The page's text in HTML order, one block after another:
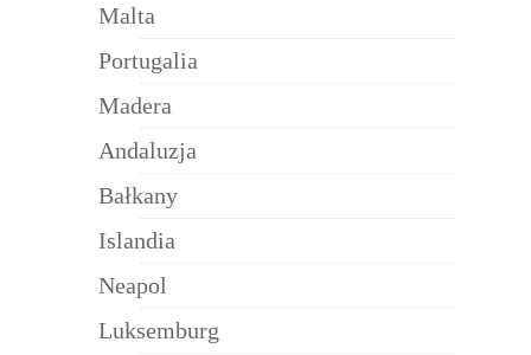
Malta
Portugalia
Madera
Andaluzja
Bałkany
Islandia
Neapol
Luksemburg